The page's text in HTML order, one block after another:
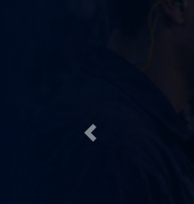
Previous